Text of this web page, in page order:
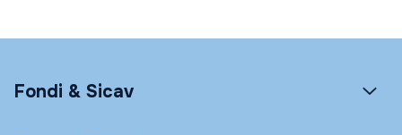
Fondi & Sicav